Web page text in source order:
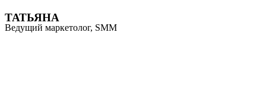
ТАТЬЯНА
Ведущий маркетолог, SMM